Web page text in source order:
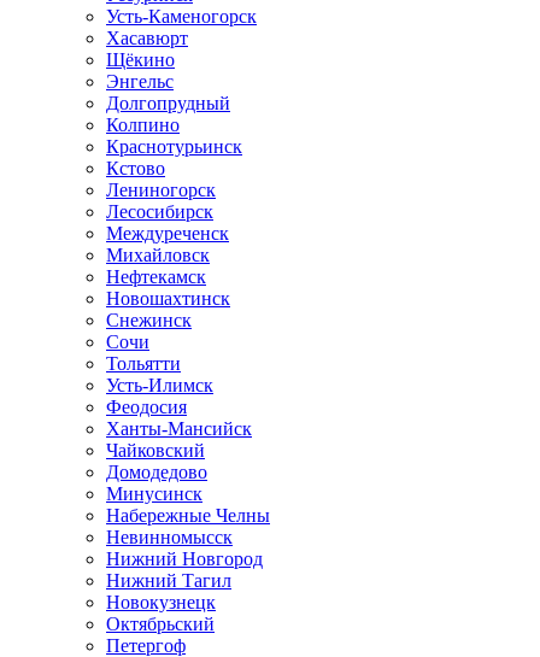
Усть-Каменогорск
Хасавюрт
Щёкино
Энгельс
Долгопрудный
Колпино
Краснотурьинск
Кстово
Лениногорск
Лесосибирск
Междуреченск
Михайловск
Нефтекамск
Новошахтинск
Снежинск
Сочи
Тольятти
Усть-Илимск
Феодосия
Ханты-Мансийск
Чайковский
Домодедово
Минусинск
Набережные Челны
Невинномысск
Нижний Новгород
Нижний Тагил
Новокузнецк
Октябрьский
Петергоф